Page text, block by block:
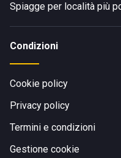
Spiagge per località più
Condizioni
Cookie policy
Privacy policy
Termini e condizioni
Gestione cookie